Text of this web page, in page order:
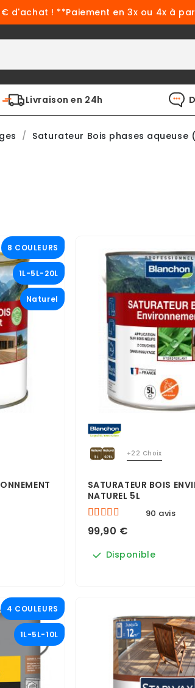
d'achat ! **Paiement en 3x ou 4x à
Livraison en 24h
Saturateur Bois phases
8 COULEURS
1L-5L-20L
Naturel
+22 Choix
SATURATEUR BOIS
NATUREL 5L
90 avis
99,90 €
Disponible
4 COULEURS
1L-5L-10L